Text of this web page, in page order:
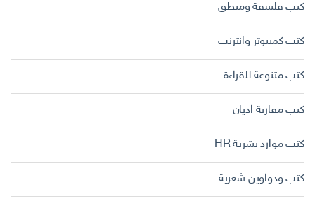
كتب فلسفة ومنطق
كتب كمبيوتر وانترنت
كتب متنوعة للقراءة
كتب مقارنة اديان
كتب موارد بشرية HR
كتب ودواوين شعرية